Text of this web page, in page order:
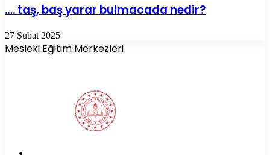
…. taş, baş yarar bulmacada nedir?
27 Şubat 2025
Mesleki Eğitim Merkezleri